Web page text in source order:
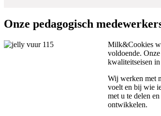
Onze pedagogisch
Milk&Cookies
voldoende.
kwaliteitseisen
Wij werken met
voelt en bij wie
met u te delen
ontwikkelen.